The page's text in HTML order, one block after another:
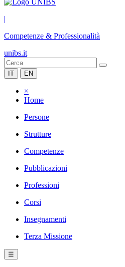
|
Competenze & Professionalità
unibs.it
IT EN
×
Home
Persone
Strutture
Competenze
Pubblicazioni
Professioni
Corsi
Insegnamenti
Terza Missione
☰